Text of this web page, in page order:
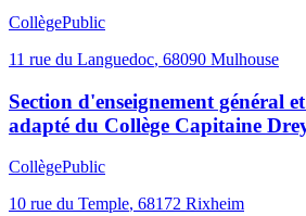
CollègePublic
11 rue du Languedoc, 68090 Mulhouse
Section d'enseignement général
adapté du Collège Capitaine
CollègePublic
10 rue du Temple, 68172 Rixheim